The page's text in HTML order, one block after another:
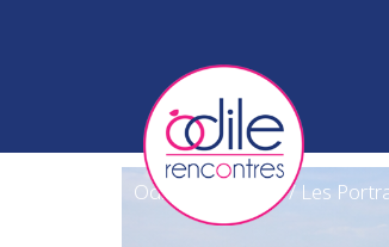
Odile Rencontres/ Les